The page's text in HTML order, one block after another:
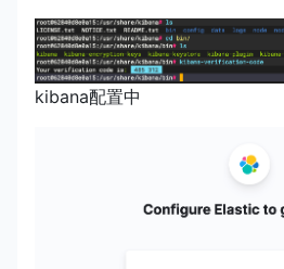
kibana配置中